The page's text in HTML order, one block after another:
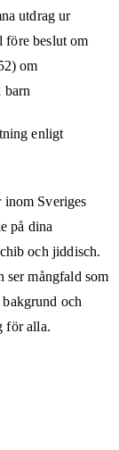
utdrag ur
före beslut om
om
barn
enligt
inom Sveriges
på dina
och jiddisch.
mångfald som
och
för alla.